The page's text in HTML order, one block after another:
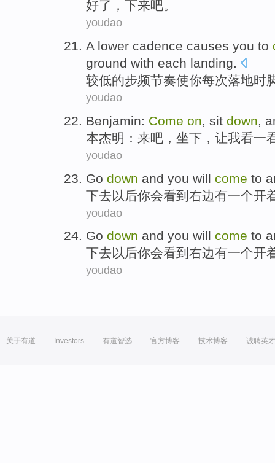
好了 ， 下来吧。
youdao
A lower cadence causes you to
ground with each landing.
较低的步频节奏使你每次落地时
youdao
Benjamin: Come on, sit down,
本杰明 ： 来吧， 坐下 ， 让我看一
youdao
Go down and you will come to
下去以后你会看到右边有一个开
youdao
Go down and you will come to
下去以后你会看到 右边有一个开
youdao
关于有道 Investors 有道智选 官方博客 技术博客 诚聘英才